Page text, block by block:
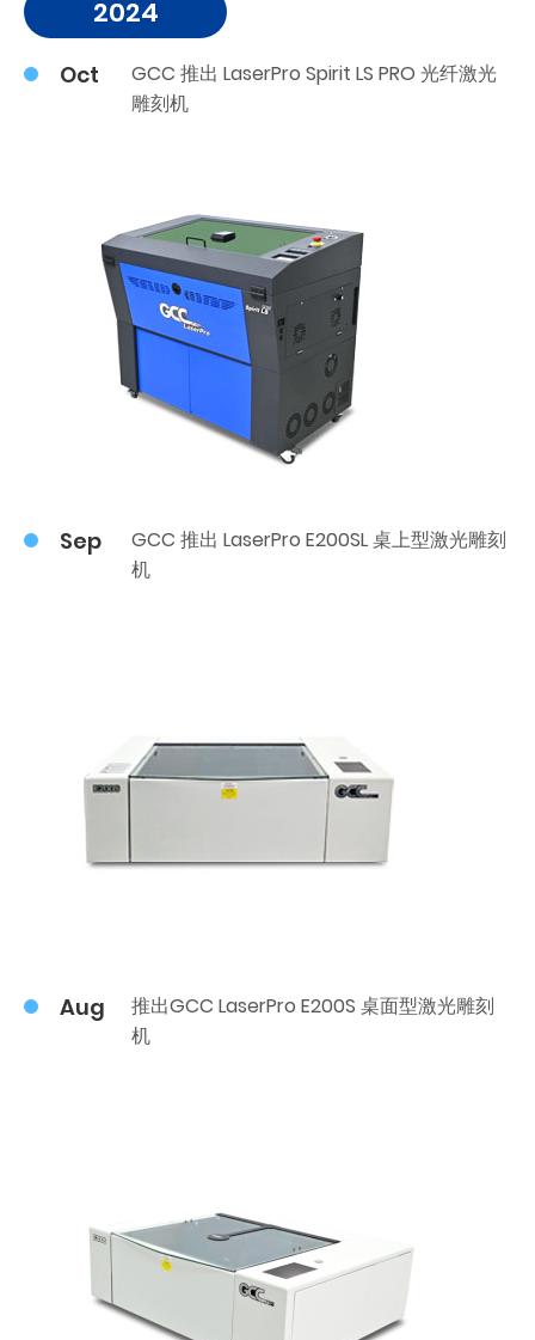
2024
Oct
GCC 推出 LaserPro Spirit LS PRO 光纤激光
雕刻机
Sep
GCC 推出 LaserPro E200SL 桌上型激光雕刻
机
Aug
推出GCC LaserPro E200S 桌面型激光雕刻
机